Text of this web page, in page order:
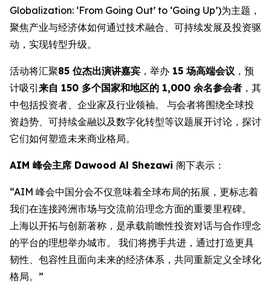
Globalization: ‘From Going Out’ to ‘Going Up’)为主题，
聚焦产业与经济体如何通过技术融合、可持续发展及投资驱
动，实现转型升级。
活动将汇聚85 位杰出演讲嘉宾 ，举办 15 场高端会议 ，预
计吸引来自 150 多个国家和地区的 1,000 余名参会者 ，其
中包括投资者、企业家及行业领袖。 与会者将围绕全球投
资趋势、可持续金融以及数字化转型等议题展开讨论，探讨
它们如何塑造未来商业格局。
AIM 峰会主席 Dawood Al Shezawi 阁下表示：
“AIM 峰会中国分会不仅意味着全球布局的拓展，更标志着
我们在连接跨洲市场与交流前沿理念方面的重要里程碑。
上海以开拓与创新著称，是承载前瞻性投资对话与合作理念
的平台的理想举办城市。 我们将携手共进，通过打造更具
韧性、包容性且面向未来的经济体系，共同重新定义全球化
格局。”